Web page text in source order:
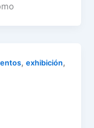
,exhibición,